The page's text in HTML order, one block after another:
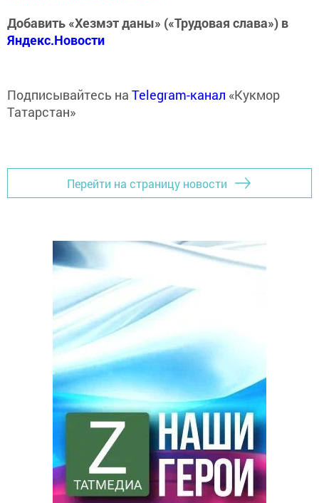
Добавить «Хезмэт даны» («Трудовая слава») в
Яндекс.Новости
Подписывайтесь на Telegram-канал «Кукмор
Татарстан»
Перейти на страницу новости